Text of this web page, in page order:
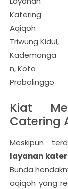
Katering
Aqiqoh
Triwung Kidul,
Kademanga
n, Kota
Probolinggo
Kiat
Catering
Meskipun
layanan
Bunda
aqiqoh yang